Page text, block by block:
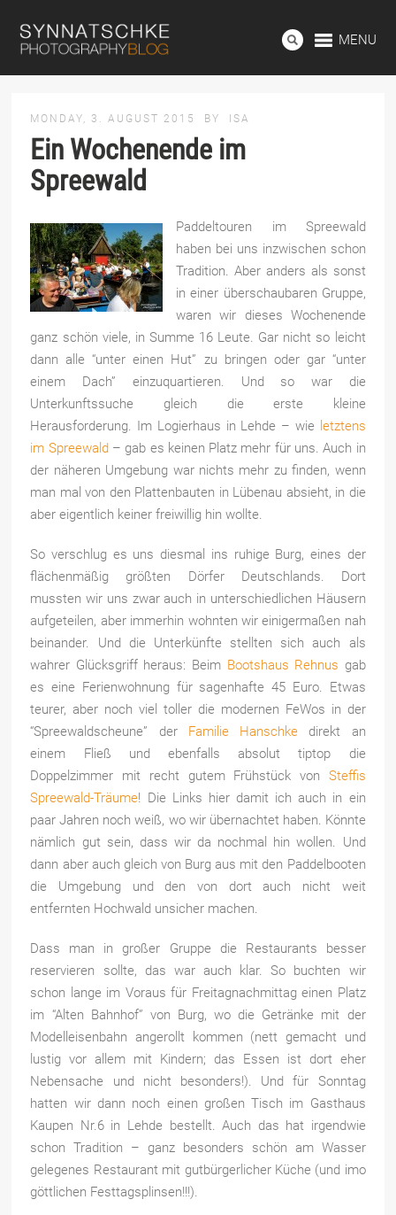
MENU
MONDAY, 3. AUGUST 2015 BY ISA
Ein Wochenende im
Spreewald
Paddeltouren im Spreewald
haben bei uns inzwischen schon
Tradition. Aber anders als sonst
in einer überschaubaren Gruppe,
waren wir dieses Wochenende
ganz schön viele, in Summe 16 Leute. Gar nicht so leicht
dann alle “unter einen Hut” zu bringen oder gar “unter
einem Dach” einzuquartieren. Und so war die
Unterkunftssuche gleich die erste kleine
Herausforderung. Im Logierhaus in Lehde – wie letztens
im Spreewald– gab es keinen Platz mehr für uns. Auch in
der näheren Umgebung war nichts mehr zu finden, wenn
man mal von den Plattenbauten in Lübenau absieht, in die
aber eigentlich keiner freiwillig hin wollte.
So verschlug es uns diesmal ins ruhige Burg, eines der
flächenmäßig größten Dörfer Deutschlands. Dort
mussten wir uns zwar auch in unterschiedlichen Häusern
aufgeteilen, aber immerhin wohnten wir einigermaßen nah
beinander. Und die Unterkünfte stellten sich auch als
wahrer Glücksgriff heraus: Beim Bootshaus Rehnus gab
es eine Ferienwohnung für sagenhafte 45 Euro. Etwas
teurer, aber noch viel toller die modernen FeWos in der
“Spreewaldscheune” der Familie Hanschke direkt an
einem Fließ und ebenfalls absolut tiptop die
Doppelzimmer mit recht gutem Frühstück von Steffis
Spreewald-Träume! Die Links hier damit ich auch in ein
paar Jahren noch weiß, wo wir übernachtet haben. Könnte
nämlich gut sein, dass wir da nochmal hin wollen. Und
dann aber auch gleich von Burg aus mit den Paddelbooten
die Umgebung und den von dort auch nicht weit
entfernten Hochwald unsicher machen.
Dass man in großer Gruppe die Restaurants besser
reservieren sollte, das war auch klar. So buchten wir
schon lange im Voraus für Freitagnachmittag einen Platz
im “Alten Bahnhof” von Burg, wo die Getränke mit der
Modelleisenbahn angerollt kommen (nett gemacht und
lustig vor allem mit Kindern; das Essen ist dort eher
Nebensache und nicht besonders!). Und für Sonntag
hatten wir dann noch einen großen Tisch im Gasthaus
Kaupen Nr.6 in Lehde bestellt. Auch das hat irgendwie
schon Tradition – ganz besonders schön am Wasser
gelegenes Restaurant mit gutbürgerlicher Küche (und imo
göttlichen Festtagsplinsen!!!).